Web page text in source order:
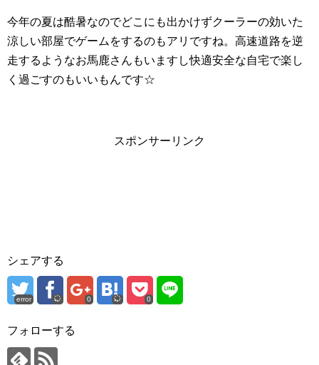
今年の夏は酷暑なのでどこにも出かけずクーラーの効いた
涼しい部屋でゲームをするのもアリですね。高速道路を逆
走するようなお馬鹿さんもいますし快適安全な自宅で楽し
く過ごすのもいいもんです☆
スポンサーリンク
シェアする
error 0 0
フォローする